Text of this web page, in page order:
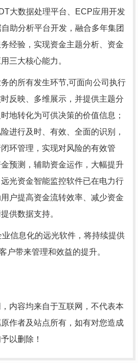
大数据处理平台、ECP应用开发
助分析平台开发，融合多年集团
经验，实现资金主题分析、资金
三大核心能力。
的所有发生环节,可面向公司执行
反映、多维展示，并提供主题分
地转化为可供决策的价值信息；
进行及时、有效、全面的识别，
环管理，实现对风险的有效管
预测，辅助资金运作，大幅提升
光资金智能监控软件已在电力行
户提高资金流转效率、减少资金
供数据支持。
信息化的远光软件，将持续提供
户带来管理和效益的提升。
内容均来自于互联网，不代表本
作者及站点所有，如有对您造成
以删除！